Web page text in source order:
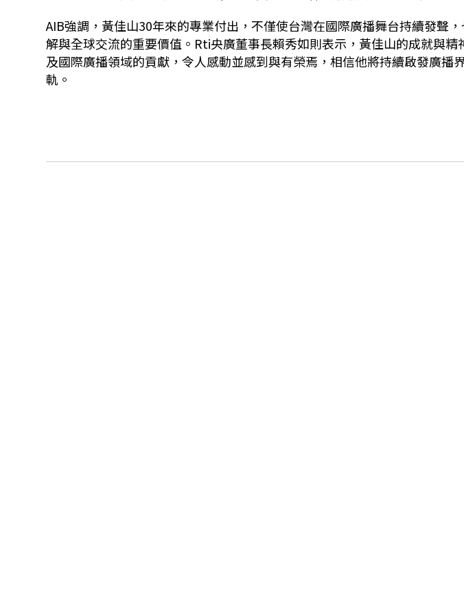
AIB強調，黃佳山30年來的專業付出，不僅使台灣在國際廣播舞台持續發聲，
解與全球交流的重要價值。 Rti央廣董事長賴秀如則表示，黃佳山的成就與精
及國際廣播領域的貢獻，令人感動並感到與有榮焉，相信他將持續啟發廣播
軌。